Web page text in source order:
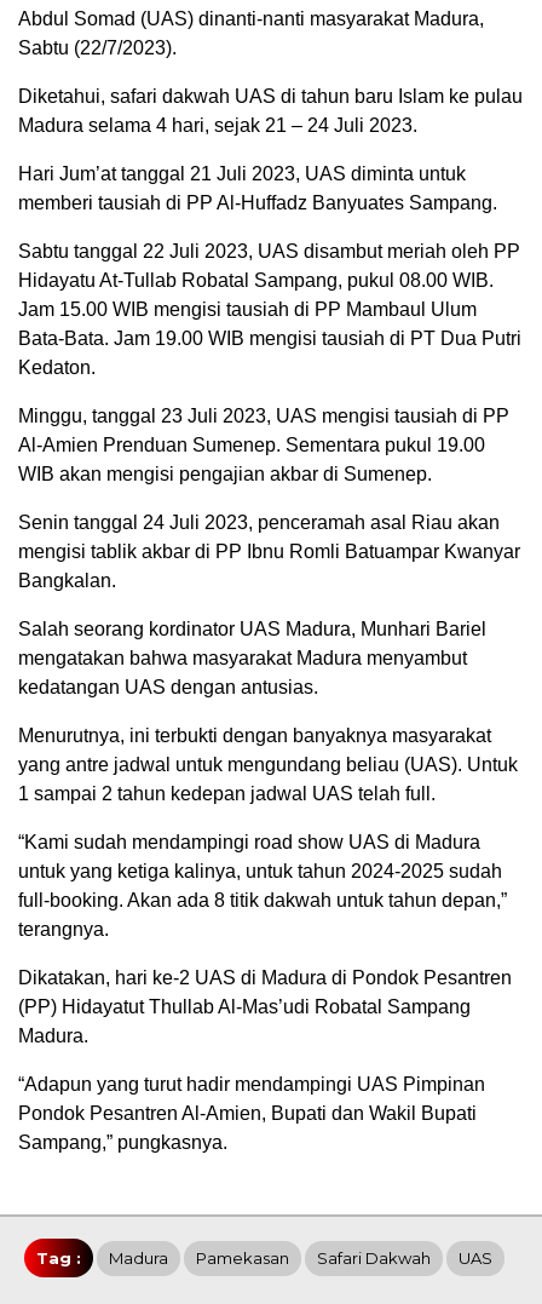
Abdul Somad (UAS) dinanti-nanti masyarakat Madura,
Sabtu (22/7/2023).
Diketahui, safari dakwah UAS di tahun baru Islam ke pulau
Madura selama 4 hari, sejak 21 – 24 Juli 2023.
Hari Jum’at tanggal 21 Juli 2023, UAS diminta untuk
memberi tausiah di PP Al-Huffadz Banyuates Sampang.
Sabtu tanggal 22 Juli 2023, UAS disambut meriah oleh PP
Hidayatu At-Tullab Robatal Sampang, pukul 08.00 WIB.
Jam 15.00 WIB mengisi tausiah di PP Mambaul Ulum
Bata-Bata. Jam 19.00 WIB mengisi tausiah di PT Dua Putri
Kedaton.
Minggu, tanggal 23 Juli 2023, UAS mengisi tausiah di PP
Al-Amien Prenduan Sumenep. Sementara pukul 19.00
WIB akan mengisi pengajian akbar di Sumenep.
Senin tanggal 24 Juli 2023, penceramah asal Riau akan
mengisi tablik akbar di PP Ibnu Romli Batuampar Kwanyar
Bangkalan.
Salah seorang kordinator UAS Madura, Munhari Bariel
mengatakan bahwa masyarakat Madura menyambut
kedatangan UAS dengan antusias.
Menurutnya, ini terbukti dengan banyaknya masyarakat
yang antre jadwal untuk mengundang beliau (UAS). Untuk
1 sampai 2 tahun kedepan jadwal UAS telah full.
“Kami sudah mendampingi road show UAS di Madura
untuk yang ketiga kalinya, untuk tahun 2024-2025 sudah
full-booking. Akan ada 8 titik dakwah untuk tahun depan,”
terangnya.
Dikatakan, hari ke-2 UAS di Madura di Pondok Pesantren
(PP) Hidayatut Thullab Al-Mas’udi Robatal Sampang
Madura.
“Adapun yang turut hadir mendampingi UAS Pimpinan
Pondok Pesantren Al-Amien, Bupati dan Wakil Bupati
Sampang,” pungkasnya.
Tag : Madura Pamekasan Safari Dakwah UAS